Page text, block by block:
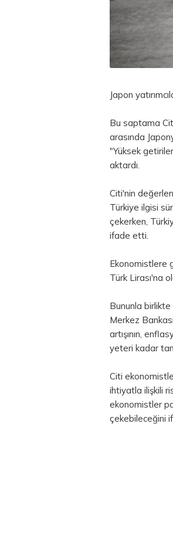
Japon
Bu saptama
arasında
"Yüksek
aktardı.
Citi'nin
Türkiye ilgisi
çekerken,
ifade etti.
Ekonomistlere
Türk Lirası'na
Bununla birlikte
Merkez
artışının,
yeteri kadar
Citi
ihtiyatla ilişkili
ekonomistler
çekebileceğini